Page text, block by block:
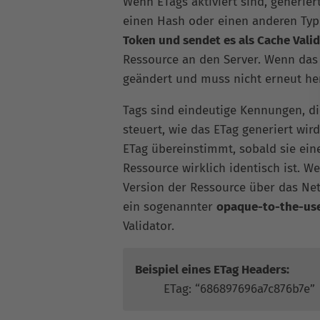
einen Hash oder einen anderen
Token und sendet es als Cache
Ressource an den Server. Wenn
geändert und muss nicht erneut
Tags sind eindeutige Kennungen,
steuert, wie das ETag generiert
ETag übereinstimmt, sobald sie
Ressource wirklich identisch ist.
Version der Ressource über das
ein sogenannter opaque-to-the-
Validator.
Beispiel eines ETag Headers:
ETag: “686897696a7c876b7e”